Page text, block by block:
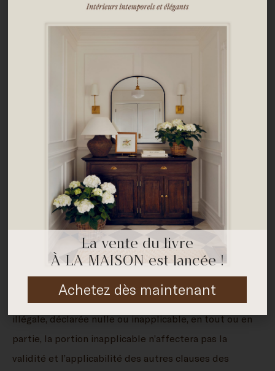
POLITIQUE CONCERNANT LES POURRIELS
reliées aux pourriels, incluant la collecte d’adresses et
d’informations personnelles d’autrui ou l’envoi de
courriels commerciaux de masse.
LIENS ET CONTENU DE TIERS
Nous pouvons publier des liens menant à des sites ou
services de tiers. Nous ne sommes aucunement
responsables de dommages ou pertes liés à
l’utilisation des services de tiers dont le lien se trouve
sur notre site.
INDÉPENDANCE DES CLAUSES
Si une des présentes clauses est reconnue comme
illégale, déclarée nulle ou inapplicable, en tout ou en
partie, la portion inapplicable n’affectera pas la
validité et l’applicabilité des autres clauses des
La vente du livre
À LA MAISON est lancée !
Achetez dès maintenant